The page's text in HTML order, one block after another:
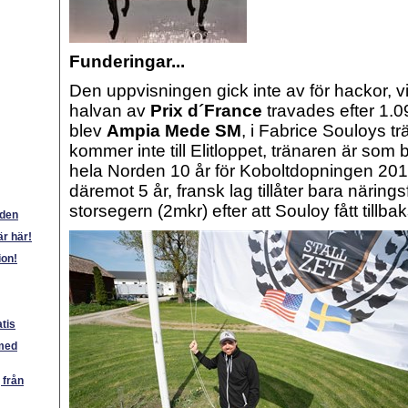
här!
från
Funderingar...
Den uppvisningen gick inte av för hackor,
halvan av Prix d´France travades efter
blev Ampia Mede SM, i Fabrice Souloys
kommer inte till Elitloppet, tränaren är som
hela Norden 10 år för Koboltdopningen
däremot 5 år, fransk lag tillåter bara
storsegern (2mkr) efter att Souloy fått